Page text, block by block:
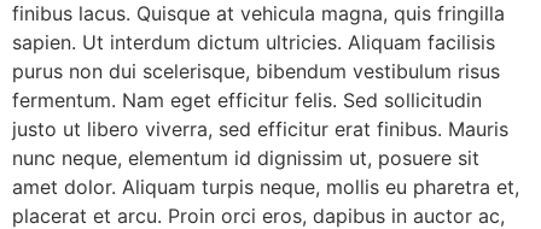
finibus lacus. Quisque at vehicula magna, quis fringilla
sapien. Ut interdum dictum ultricies. Aliquam facilisis
purus non dui scelerisque, bibendum vestibulum risus
fermentum. Nam eget efficitur felis. Sed sollicitudin
justo ut libero viverra, sed efficitur erat finibus. Mauris
nunc neque, elementum id dignissim ut, posuere sit
amet dolor. Aliquam turpis neque, mollis eu pharetra et,
placerat et arcu. Proin orci eros, dapibus in auctor ac,